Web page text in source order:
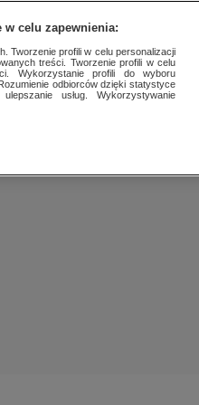
BIZNES
w celu zapewnienia:
Tworzenie profili w celu personalizacji
treści. Tworzenie profili w celu
Wykorzystanie profili do wyboru
odbiorców dzięki statystyce
usług. Wykorzystywanie